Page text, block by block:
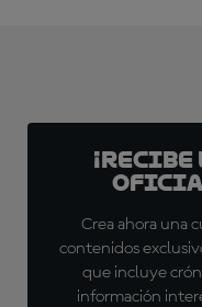
oficial
Crea ahora una
contenidos
que incluye
información